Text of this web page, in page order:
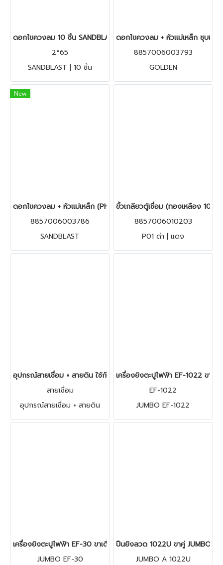
ดอกไขควงลม 10 ชิ้น SANDBLAST (PH2++) x 65mm. JUMBO A
2*65
SANDBLAST | 10 ชิ้น
ดอกไขควงลม + หัวแม่เหล็ก ชุบแข็
8857006003793
GOLDEN
New
ดอกไขควงลม + หัวแม่เหล็ก (PH2++) x 65mm. JUMBO A
8857006003786
SANDBLAST
ขั้วเกลียวตู้เชื่อม (ทองเหลือง
8857006010203
P01 ดำ | แดง
อุปกรณ์สายเชื่อม + สายดิน ใช้กับตู้เชื่อมได้ทุกยี่ห้อ
สายเชื่อม
อุปกรณ์สายเชื่อม + สายดิน
เครื่องยิงตะปูไฟฟ้า EF-1022 ขาคู่
EF-1022
JUMBO EF-1022
เครื่องยิงตะปูไฟฟ้า EF-30 ขาเดี่ยว JUMBO (ไม่ต้องใช้ปั๊มลม)
JUMBO EF-30
ปืนยิงลวด 1022U ขาคู่ JUMBO A
JUMBO A 1022U